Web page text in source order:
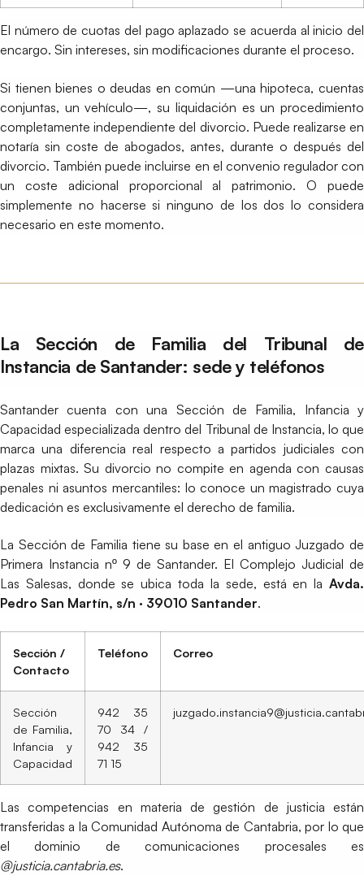
El número de cuotas del pago aplazado se acuerda al inicio del
encargo. Sin intereses, sin modificaciones durante el proceso.
Si tienen bienes o deudas en común —una hipoteca, cuentas
conjuntas, un vehículo—, su liquidación es un procedimiento
completamente independiente del divorcio. Puede realizarse en
notaría sin coste de abogados, antes, durante o después del
divorcio. También puede incluirse en el convenio regulador con
un coste adicional proporcional al patrimonio. O puede
simplemente no hacerse si ninguno de los dos lo considera
necesario en este momento.
La Sección de Familia del Tribunal de
Instancia de Santander: sede y teléfonos
Santander cuenta con una Sección de Familia, Infancia y
Capacidad especializada dentro del Tribunal de Instancia, lo que
marca una diferencia real respecto a partidos judiciales con
plazas mixtas. Su divorcio no compite en agenda con causas
penales ni asuntos mercantiles: lo conoce un magistrado cuya
dedicación es exclusivamente el derecho de familia.
La Sección de Familia tiene su base en el antiguo Juzgado de
Primera Instancia nº 9 de Santander. El Complejo Judicial de
Las Salesas, donde se ubica toda la sede, está en la Avda.
Pedro San Martín, s/n · 39010 Santander.
Sección /
Contacto
Teléfono Correo
Sección
de Familia,
Infancia y
Capacidad
942 35
70 34 /
942 35
71 15
Las competencias en materia de gestión de justicia están
transferidas a la Comunidad Autónoma de Cantabria, por lo que
el dominio de comunicaciones procesales es
@justicia.cantabria.es.